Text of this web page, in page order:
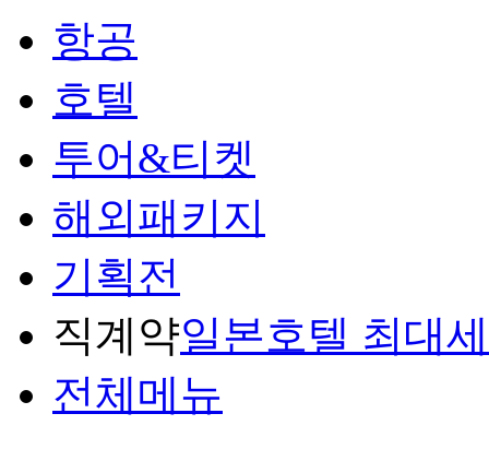
항공
호텔
투어&티켓
해외패키지
기획전
직계약일본호텔 최대
전체메뉴